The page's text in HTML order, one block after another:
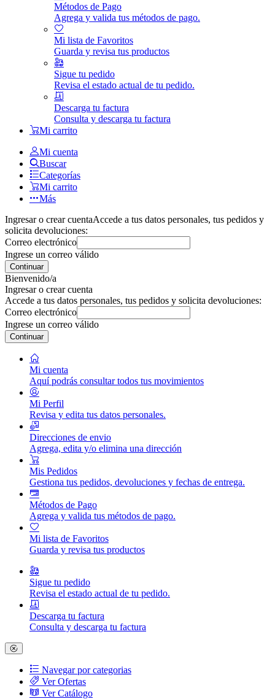
Métodos de Pago
Agrega y valida tus métodos de pago.
Mi lista de Favoritos
Guarda y revisa tus productos
Sigue tu pedido
Revisa el estado actual de tu pedido.
Descarga tu factura
Consulta y descarga tu factura
Mi carrito
Mi cuenta
Buscar
Categorías
Mi carrito
Más
Ingresar o crear cuentaAccede a tus datos personales, tus pedidos y
solicita devoluciones:
Correo electrónico
Ingrese un correo válido
Continuar
Bienvenido/a
Ingresar o crear cuenta
Accede a tus datos personales, tus pedidos y solicita devoluciones:
Correo electrónico
Ingrese un correo válido
Continuar
Mi cuenta
Aquí podrás consultar todos tus movimientos
Mi Perfil
Revisa y edita tus datos personales.
Direcciones de envio
Agrega, edita y/o elimina una dirección
Mis Pedidos
Gestiona tus pedidos, devoluciones y fechas de entrega.
Métodos de Pago
Agrega y valida tus métodos de pago.
Mi lista de Favoritos
Guarda y revisa tus productos
Sigue tu pedido
Revisa el estado actual de tu pedido.
Descarga tu factura
Consulta y descarga tu factura
Navegar por categorias
Ver Ofertas
Ver Catálogo